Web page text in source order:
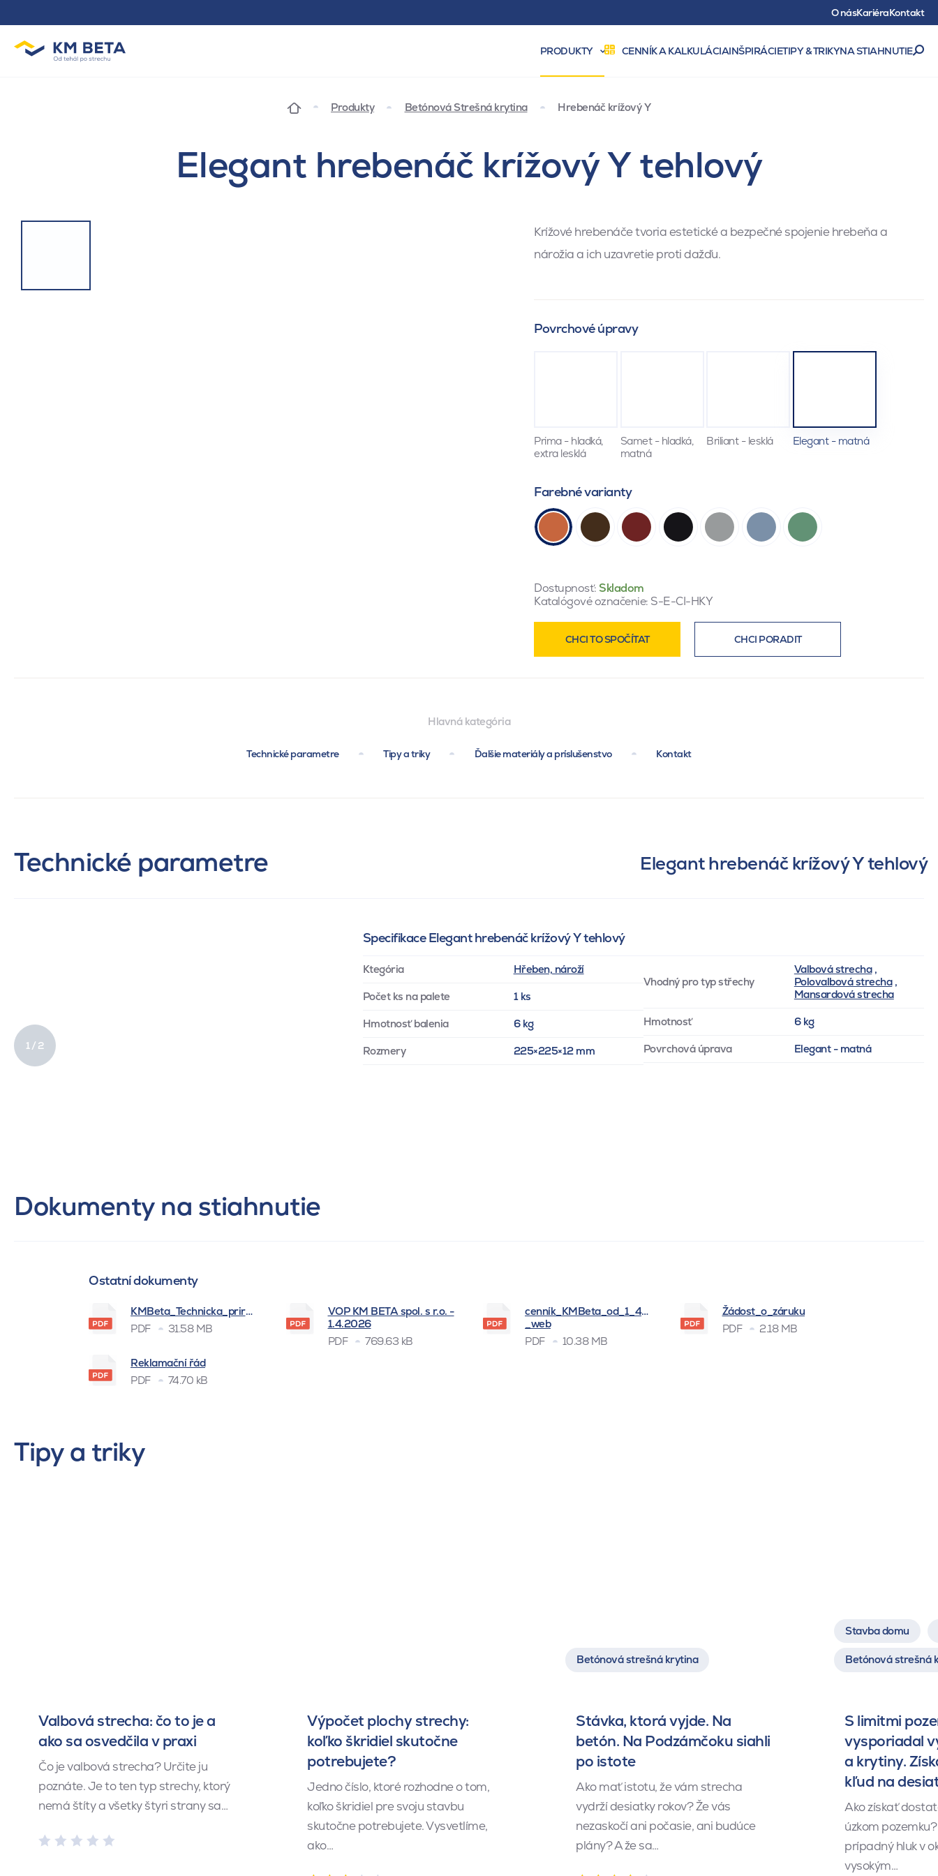
O násKariéraKontakt
PRODUKTY CENNÍK A KALKULÁCIAINŠPIRÁCIETIPY & TRIKYNA STIAHNUTIE
Produkty Betónová Strešná krytina Hrebenáč krížový Y
Elegant hrebenáč krížový Y tehlový
Krížové hrebenáče tvoria estetické a bezpečné spojenie hrebeňa a
nárožia a ich uzavretie proti dažďu.
Povrchové úpravy
Prima - hladká,
extra lesklá
Samet - hladká,
matná
Briliant - lesklá Elegant - matná
Farebné varianty
Dostupnosť: Skladom
Katalógové označenie: S-E-CI-HKY
CHCI TO SPOČÍTAT CHCI PORADIT
Hlavná kategória
Technické parametre Tipy a triky Ďalšie materiály a príslušenstvo Kontakt
Technické parametre Elegant hrebenáč krížový Y tehlový
1 / 2
Specifikace Elegant hrebenáč krížový Y tehlový
Ktegória Hřeben, nároží
Počet ks na palete 1 ks
Hmotnosť balenia 6 kg
Rozmery 225×225×12 mm
Vhodný pro typ střechy
Valbová strecha,
Polovalbová strecha,
Mansardová strecha
Hmotnosť 6 kg
Povrchová úprava Elegant - matná
Dokumenty na stiahnutie
Ostatní dokumenty
KMBeta_Technicka_prirucka_BSK_
PDF
31.58 MB
VOP KM BETA spol. s r.o. -
1.4.2026
PDF
769.63 kB
cenník_KMBeta_od_1_4_2026
_web
PDF
10.38 MB
Žádost_o_záruku
PDF
2.18 MB
Reklamační řád
PDF
74.70 kB
Tipy a triky
Valbová strecha: čo to je a
ako sa osvedčila v praxi
Čo je valbová strecha? Určite ju
poznáte. Je to ten typ strechy, ktorý
nemá štíty a všetky štyri strany sa…
Výpočet plochy strechy:
koľko škridiel skutočne
potrebujete?
Jedno číslo, ktoré rozhodne o tom,
koľko škridiel pre svoju stavbu
skutočne potrebujete. Vysvetlíme,
ako…
Betónová strešná krytina
Stávka, ktorá vyjde. Na
betón. Na Podzámčoku siahli
po istote
Ako mať istotu, že vám strecha
vydrží desiatky rokov? Že vás
nezaskočí ani počasie, ani budúce
plány? A že sa…
Stavba domu
Betónová strešná
S limitmi
vysporiadal
a krytiny.
kľud na
Ako získať
úzkom
prípadný hluk v
vysokým…